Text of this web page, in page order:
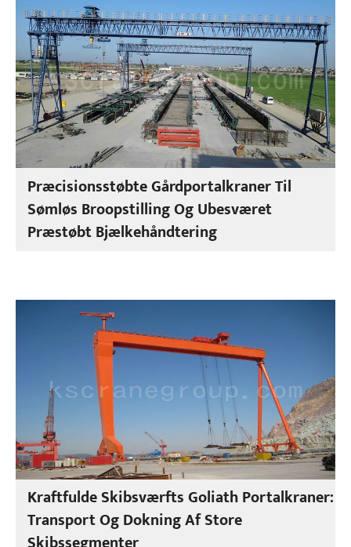
Præcisionsstøbte Gårdportalkraner Til
Sømløs Broopstilling Og Ubesværet
Præstøbt Bjælkehåndtering
Kraftfulde Skibsværfts Goliath Portalkraner:
Transport Og Dokning Af Store